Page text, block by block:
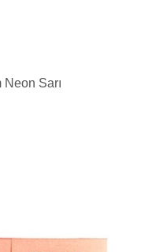
Neon Sarı